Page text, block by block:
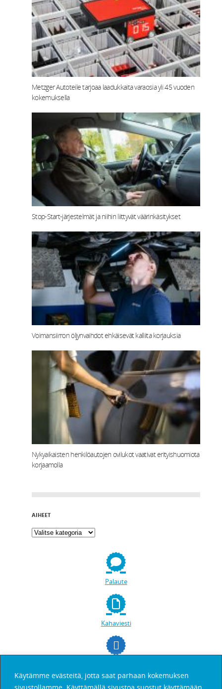
Käytämme evästeitä, jotta saat parhaan kokemuksen
sivustollamme. Käyttämällä sivustoa suostut käyttämään
Metzger Autoteile tarjoaa laadukkaita varaosia yli 45 vuoden
kokemuksella
Stop-Start‑järjestelmät ja niihin liittyvät väärinkäsitykset
Voimansiirron öljynvaihdot ehkäisevät kalliita korjauksia
Nykyaikaisten henkilöautojen ovilukot vaativat erityishuomiota
korjaamolla
AIHEET
Palaute
Kahaviesti